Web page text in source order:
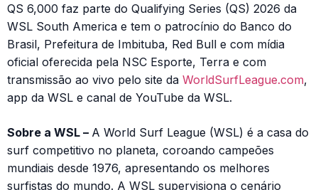
QS 6,000 faz parte do Qualifying Series (QS) 2026 da
WSL South America e tem o patrocínio do Banco do
Brasil, Prefeitura de Imbituba, Red Bull e com mídia
oficial oferecida pela NSC Esporte, Terra e com
transmissão ao vivo pelo site da WorldSurfLeague.com,
app da WSL e canal de YouTube da WSL.
Sobre a WSL – A World Surf League (WSL) é a casa do
surf competitivo no planeta, coroando campeões
mundiais desde 1976, apresentando os melhores
surfistas do mundo. A WSL supervisiona o cenário